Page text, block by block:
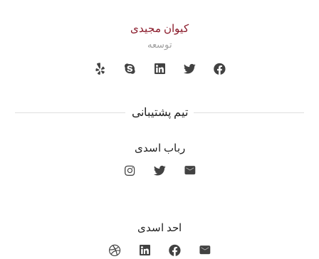
کیوان مجیدی
توسعه
تیم پشتیبانی
رباب اسدی
احد اسدی